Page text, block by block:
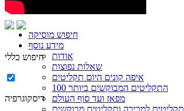
חיפוש מוסיקה
מידע נוסף
אודות
שאלות נפוצות
איפה קונים היום תקליטים
100 התקליטים המבוקשים ביותר
מפאז ועד סוף העולם
תקליטים למכירה ותקליטים מבוקשים
חיפוש כללי
דיסקוגרפיה